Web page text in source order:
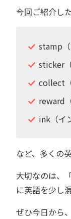
今回ご紹介し
stamp（
sticker
collect
reward
ink（イ
など、多くの
大切なのは、
に英語を少し
ぜひ今日から、